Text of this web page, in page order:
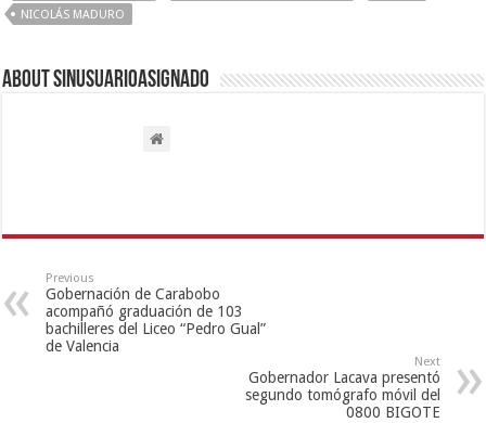
NICOLÁS MADURO
About sinusuarioasignado
Previous
Gobernación de Carabobo
acompañó graduación de 103
bachilleres del Liceo “Pedro Gual”
de Valencia
Next
Gobernador Lacava presentó
segundo tomógrafo móvil del
0800 BIGOTE